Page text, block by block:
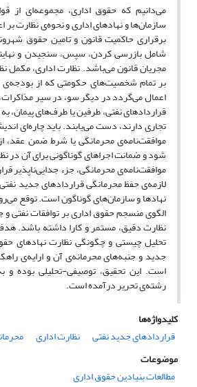
می‌دانیم که حقوق اداری، مجموعه‌ای از
سازمان‌ها و نهادهای اداری و نحوه‌ی نظارت
برقراری حاکمیت قانون و تامین حقوق
شامل بازرسی کردن، سپس، سنجیدن و
مجریان قانون می‌باشد. نظارت اداری،
بر تمام شخصیت‌های حکومتی‌ که از بودجه‌ی
اعمال می‌گردد در دیگر سو، در سیر
قراردادهای نفتی، طرفین یا طرف‌های پیمان،
تجاری دارند، دست می‌یابند. باید چاره‌ای
موافقت‌نامه‌ی محرمانگی یا شرط ضمن عقد،
شود و ضمانت اجراهای گوناگونی برای آن در
موافقت‌‌نامه‌ی محرمانگی، جزء جدایی‌ناپذیر
لازمه‌ی حفظ محرمانگی قراردادهای جدید
نهادها و سازمان‌های گوناگون است. توقع
الگوی منسجم حقوق اداری بر توافقات نفتی
نظارت دقیق، مستمر و کارا داشته باشد.
تحلیل چیستی و چگونگی نظارت نهادهای
جدید و جنبه‌های محرمانه‌ی آن و ارایه‌ی
است. این تحقیق، توصیفی-تحلیلی بوده و
رشته‌ی تحریر درآمده است.
کلیدواژه‌ها
قراردادهای جدید نفتی
نظارت اداری
موضوعات
مطالعات بنیادین حقوق اداری